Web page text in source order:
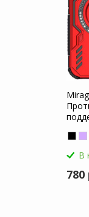
В
780